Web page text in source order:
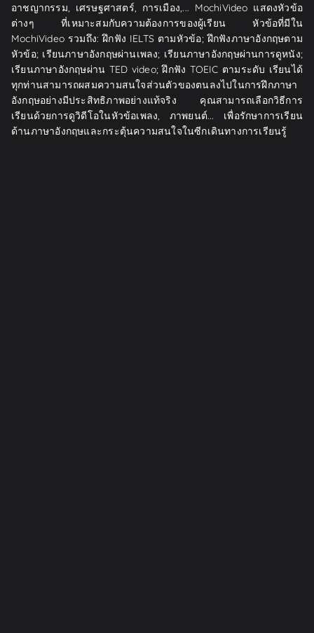
อาชญากรรม, เศรษฐศาสตร์, การเมือง,... MochiVideo แสดงหัวข้อ
ต่างๆ ที่เหมาะสมกับความต้องการของผู้เรียน หัวข้อที่มีใน
MochiVideo รวมถึง: ฝึกฟัง IELTS ตามหัวข้อ; ฝึกฟังภาษาอังกฤษตาม
หัวข้อ; เรียนภาษาอังกฤษผ่านเพลง; เรียนภาษาอังกฤษผ่านการดูหนัง;
เรียนภาษาอังกฤษผ่าน TED video; ฝึกฟัง TOEIC ตามระดับ เรียนได้
ทุกท่านสามารถผสมความสนใจส่วนตัวของตนลงไปในการฝึกภาษา
อังกฤษอย่างมีประสิทธิภาพอย่างแท้จริง คุณสามารถเลือกวิธีการ
เรียนด้วยการดูวิดีโอในหัวข้อเพลง, ภาพยนต์... เพื่อรักษาการเรียน
ด้านภาษาอังกฤษและกระตุ้นความสนใจในซีกเดินทางการเรียนรู้